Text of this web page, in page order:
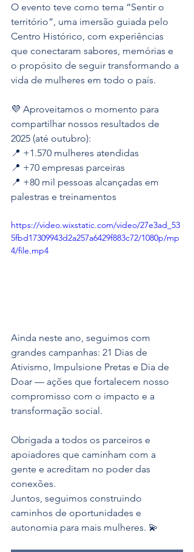
O evento teve como tema “Sentir o
território”, uma imersão guiada pelo
Centro Histórico, com experiências
que conectaram sabores, memórias e
o propósito de seguir transformando a
vida de mulheres em todo o país.
💜 Aproveitamos o momento para
compartilhar nossos resultados de
2025 (até outubro):
📍 +1.570 mulheres atendidas
📍 +70 empresas parceiras
📍 +80 mil pessoas alcançadas em
palestras e treinamentos
https://video.wixstatic.com/video/27e3ad_53
5fbd17309943d2a257a6429f883c72/1080p/mp
4/file.mp4
Ainda neste ano, seguimos com
grandes campanhas: 21 Dias de
Ativismo, Impulsione Pretas e Dia de
Doar — ações que fortalecem nosso
compromisso com o impacto e a
transformação social.
Obrigada a todos os parceiros e
apoiadores que caminham com a
gente e acreditam no poder das
conexões.
Juntos, seguimos construindo
caminhos de oportunidades e
autonomia para mais mulheres. 💫